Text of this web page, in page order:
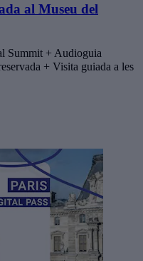
al Museu del
Summit + Audioguia
+ Visita guiada a les